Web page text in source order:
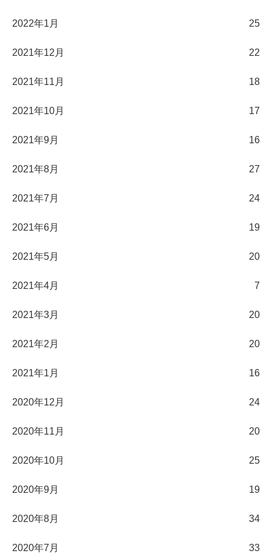
2022年1月 25
2021年12月 22
2021年11月 18
2021年10月 17
2021年9月 16
2021年8月 27
2021年7月 24
2021年6月 19
2021年5月 20
2021年4月 7
2021年3月 20
2021年2月 20
2021年1月 16
2020年12月 24
2020年11月 20
2020年10月 25
2020年9月 19
2020年8月 34
2020年7月 33